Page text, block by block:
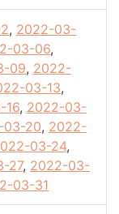
, 2022-03-
03-06,
09, 2022-
03-13,
16, 2022-03-
03-20, 2022-
03-24,
27, 2022-03-
03-31